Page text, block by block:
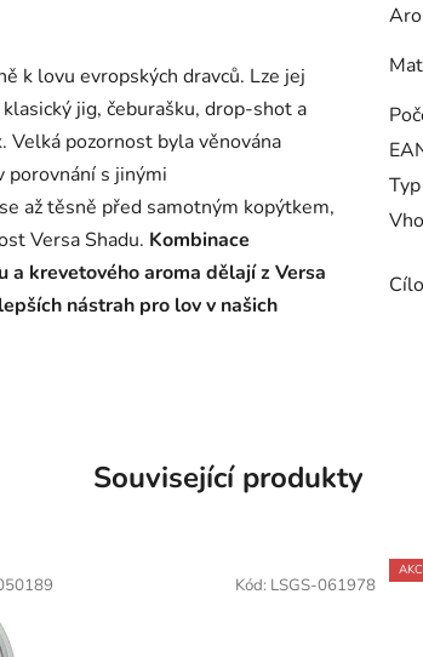
k lovu evropských dravců. Lze jej
jig, čeburašku, drop-shot a
Velká pozornost byla věnována
porovnání s jinými
až těsně před samotným kopýtkem,
Versa Shadu. Kombinace
krevetového aroma dělají z Versa
nástrah pro lov v našich
Související produkty
Kód: LSGS-061978